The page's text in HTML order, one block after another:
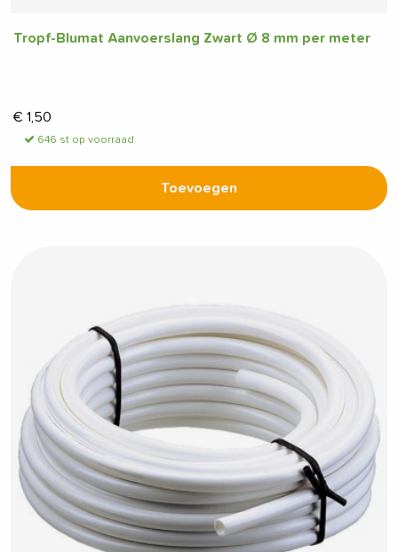
Tropf-Blumat Aanvoerslang Zwart Ø 8 mm per meter
€ 1,50
646 st op voorraad
Toevoegen